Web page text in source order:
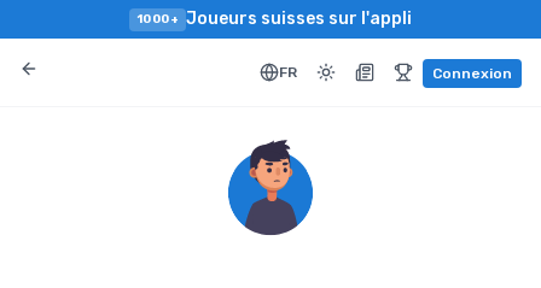
1000+ Joueurs suisses sur l'appli
FR Connexion